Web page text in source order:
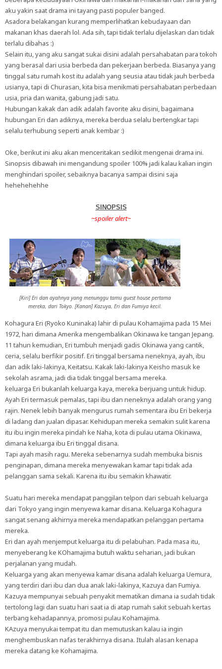
aku yakin saat drama ini tayang pasti populer banged.
Asadora belakangan kurang memperlihatkan kebudayaan dan
makanan khas daerah lol. Ada sih, tapi tidak terlalu dijelaskan dan tidak
terlalu dibahas :)
Selain itu, yang aku sangat sukai disini adalah persahabatan para tokoh
yang berasal dari usia berbeda dan pekerjaan berbeda. Biasanya yang
tinggal satu rumah kost itu adalah yang seusia atau tidak jauh berbeda
usianya, tapi di Churasan, kita bisa menikmati persahabatan perbedaan
usia, pria dan wanita, gabung jadi satu.
Hubungan kakak dan adik adalah favorite aku disini, bagaimana
hubungan Eri dan adiknya, mereka berdua selalu bertengkar tapi
selalu terhubung seperti anak kembar :)
Oke, berikut ini aku akan menceritakan sedikit mengenai drama ini.
Sinopsis dibawah ini mengandung spoiler 100% jadi kalau kalian ingin
menghindari spoiler, sebaiknya bacanya sampai disini saja
hehehehehhe
SINOPSIS
~spoiler alert~
[Kiri] Eri dan ayahnya yang menunggu tamu guest house pertama
mereka, dari Tokyo. [Kanan] Kazuya, Eri dan Fumiya kecil.
Kohagura Eri (Ryoko Kuninaka) lahir di pulau Kohamajima pada 15 Mei
1972, hari dimana Amerika mengembalikan Okinawa ke tangan Jepang.
11 tahun kemudian, Eri tumbuh menjadi gadis Okinawa yang cantik,
ceria, selalu berfikir positif. Eri tinggal bersama neneknya, ayah, ibu
dan adik laki-lakinya, Keitatsu. Kakak laki-lakinya Keisho masuk ke
sekolah asrama, jadi dia tidak tinggal bersama mereka.
keluarga Eri bukanlah keluarga kaya, mereka berjuang untuk hidup.
Ayah Eri termasuk pemalas, tapi ibu dan neneknya adalah orang yang
rajin. Nenek lebih banyak mengurus rumah sementara ibu Eri bekerja
di ladang dan jualan dipasar. Kehidupan mereka semakin sulit karena
itu ibu ingin mereka pindah ke Naha, kota di pulau utama Okinawa,
dimana keluarga ibu Eri tinggal disana.
Tapi ayah masih ragu. Mereka sebenarnya sudah membuka bisnis
penginapan, dimana mereka menyewakan kamar tapi tidak ada
pelanggan sama sekali. Karena itu ibu semakin khawatir.
Suatu hari mereka mendapat panggilan telpon dari sebuah keluarga
dari Tokyo yang ingin menyewa kamar disana. Keluarga Kohagura
sangat senang akhirnya mereka mendapatkan pelanggan pertama
mereka.
Eri dan ayah menjemput keluarga itu di pelabuhan. Pada masa itu,
menyeberang ke KOhamajima butuh waktu seharian, jadi bukan
perjalanan yang mudah.
Keluarga yang akan menyewa kamar disana adalah keluarga Uemura,
yang terdiri dari ibu dan dua anak laki-lakinya, Kazuya dan Fumiya.
Kazuya mempunyai sebuah penyakit mematikan dimana ia sudah tidak
tertolong lagi dan suatu hari saat ia di atap rumah sakit sebuah kertas
terbang kehadapannya, promosi pulau Kohamajima.
KAzuya menyukai tempat itu dan memutuskan kalau ia ingin
menghembuskan nafas terakhirnya disana. Itulah alasan kenapa
mereka datang ke Kohamajima.